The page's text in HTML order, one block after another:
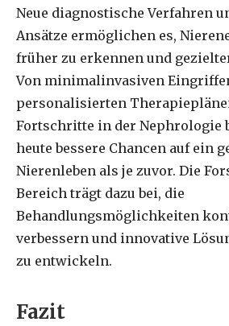
Neue diagnostische Verfahren
Ansätze ermöglichen es,
früher zu erkennen und
Von minimalinvasiven
personalisierten
Fortschritte in der Nephrologie
heute bessere Chancen auf ein
Nierenleben als je zuvor. Die
Bereich trägt dazu bei, die
Behandlungsmöglichkeiten
verbessern und innovative
zu entwickeln.
Fazit